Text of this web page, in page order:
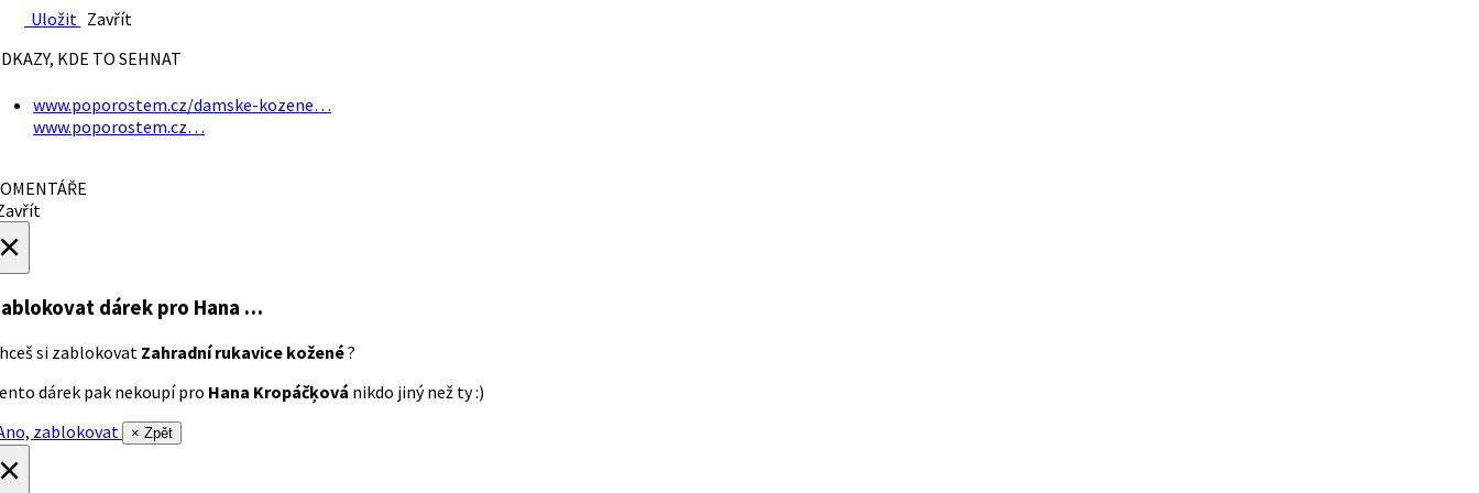
Uložit Zavřít
KDE TO SEHNAT
www.poporostem.cz/damske-kozene…
www.poporostem.cz…
dárek pro Hana …
si zablokovat Zahradní rukavice kožené?
dárek pak nekoupí pro Hana Kropáčķová nikdo jiný než ty :)
zablokovat
× Zpět